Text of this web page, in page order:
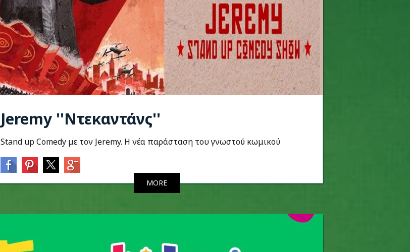
Jeremy ''Ντεκαντάνς''
Stand up Comedy με τον Jeremy. Η νέα παράσταση του γνωστού κωμικού
MORE